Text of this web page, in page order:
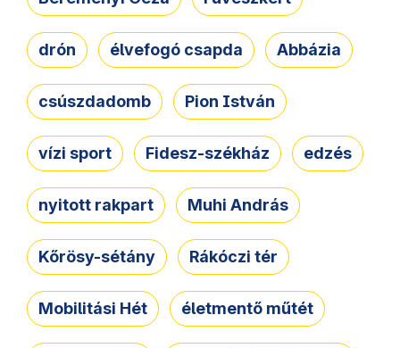
drón élvefogó csapda Abbázia
csúszdadomb Pion István
vízi sport Fidesz-székház edzés
nyitott rakpart Muhi András
Kőrösy-sétány Rákóczi tér
Mobilitási Hét életmentő műtét